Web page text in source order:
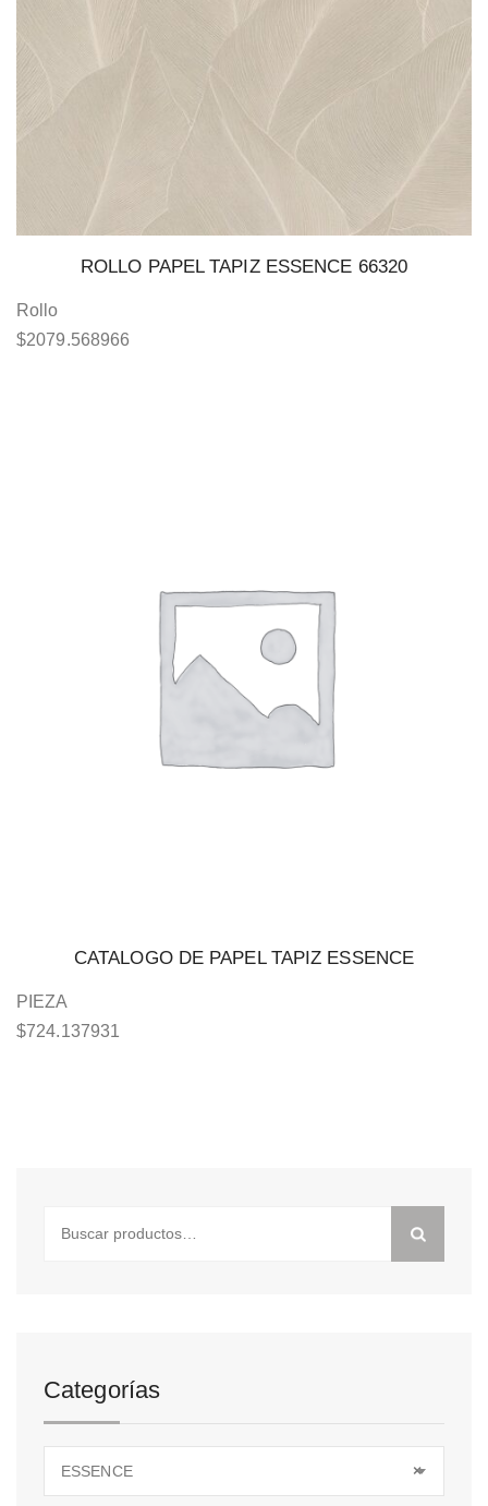
ROLLO PAPEL TAPIZ ESSENCE 66320
Rollo
$2079.568966
CATALOGO DE PAPEL TAPIZ ESSENCE
PIEZA
$724.137931
Categorías
×
ESSENCE